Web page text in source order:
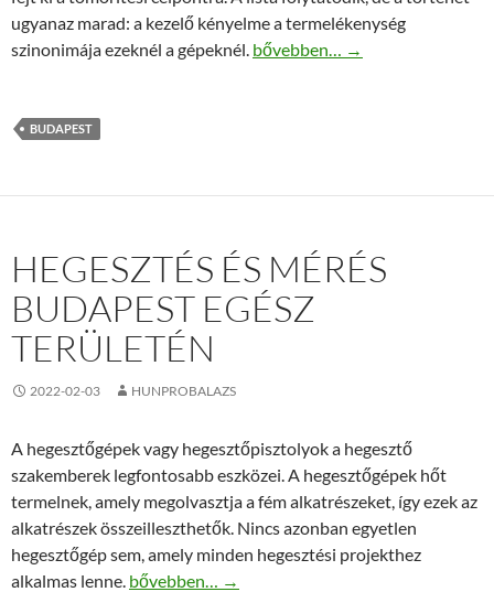
ugyanaz marad: a kezelő kényelme a termelékenység
szinonimája ezeknél a gépeknél. Gyalogos kíséretű henger
bővebben… →
BUDAPEST
HEGESZTÉS ÉS MÉRÉS
BUDAPEST EGÉSZ
TERÜLETÉN
2022-02-03 HUNPROBALAZS
A hegesztőgépek vagy hegesztőpisztolyok a hegesztő
szakemberek legfontosabb eszközei. A hegesztőgépek hőt
termelnek, amely megolvasztja a fém alkatrészeket, így ezek az
alkatrészek összeilleszthetők. Nincs azonban egyetlen
hegesztőgép sem, amely minden hegesztési projekthez
alkalmas lenne. Hegesztés és mérés Budapest egész területén
bővebben… →